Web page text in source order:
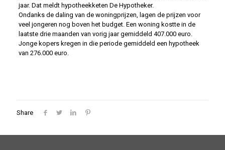
jaar. Dat meldt hypotheekketen De Hypotheker.
Ondanks de daling van de woningprijzen, lagen de prijzen voor
veel jongeren nog boven het budget. Een woning kostte in de
laatste drie maanden van vorig jaar gemiddeld 407.000 euro.
Jonge kopers kregen in die periode gemiddeld een hypotheek
van 276.000 euro.
Share